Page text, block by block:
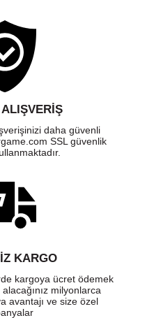
daha güvenli
SSL güvenlik
KARGO
kargoya ücret ödemek
milyonlarca
avantajı ve size özel